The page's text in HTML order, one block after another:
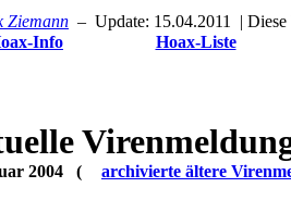
Ziemann – Update: 15.04.2011 |
Info
Hoax-Liste
2004 ( archivierte ältere